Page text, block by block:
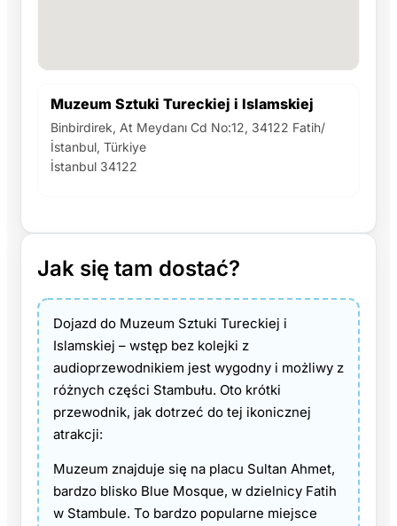
Muzeum Sztuki Tureckiej i Islamskiej
Binbirdirek, At Meydanı Cd No:12, 34122 Fatih/
İstanbul, Türkiye
İstanbul 34122
Jak się tam dostać?
Dojazd do Muzeum Sztuki Tureckiej i
Islamskiej – wstęp bez kolejki z
audioprzewodnikiem jest wygodny i możliwy z
różnych części Stambułu. Oto krótki
przewodnik, jak dotrzeć do tej ikonicznej
atrakcji:
Muzeum znajduje się na placu Sultan Ahmet,
bardzo blisko Blue Mosque, w dzielnicy Fatih
w Stambule. To bardzo popularne miejsce